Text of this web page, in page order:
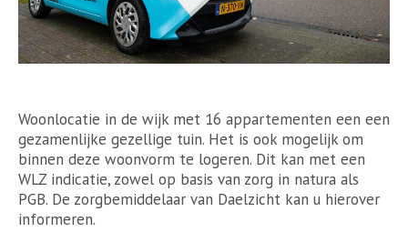
Woonlocatie in de wijk met 16 appartementen een een
gezamenlijke gezellige tuin. Het is ook mogelijk om
binnen deze woonvorm te logeren. Dit kan met een
WLZ indicatie, zowel op basis van zorg in natura als
PGB. De zorgbemiddelaar van Daelzicht kan u hierover
informeren.